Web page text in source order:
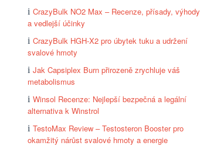
CrazyBulk NO2 Max – Recenze, přísady, výhody
a vedlejší účinky
CrazyBulk HGH-X2 pro úbytek tuku a udržení
svalové hmoty
Jak Capsiplex Burn přirozeně zrychluje váš
metabolismus
Winsol Recenze: Nejlepší bezpečná a legální
alternativa k Winstrol
TestoMax Review – Testosteron Booster pro
okamžitý nárůst svalové hmoty a energie